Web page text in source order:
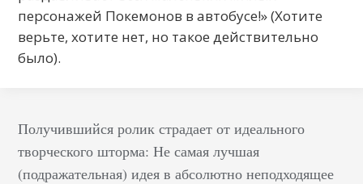
персонажей Покемонов в автобусе!» (Хотите
верьте, хотите нет, но такое действительно
было).
Получившийся ролик страдает от идеального
творческого шторма: Не самая лучшая
(подражательная) идея в абсолютно неподходящее